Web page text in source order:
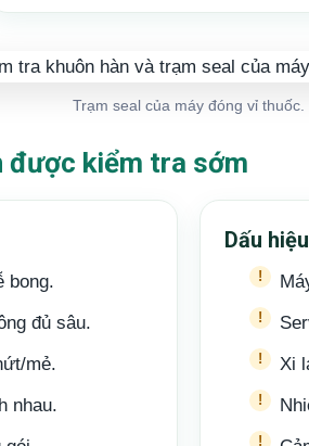
Trạm seal của máy đóng vỉ thuốc.
được kiểm tra sớm
bong.
đủ sâu.
mẻ.
nhau.
Dấu
Xi